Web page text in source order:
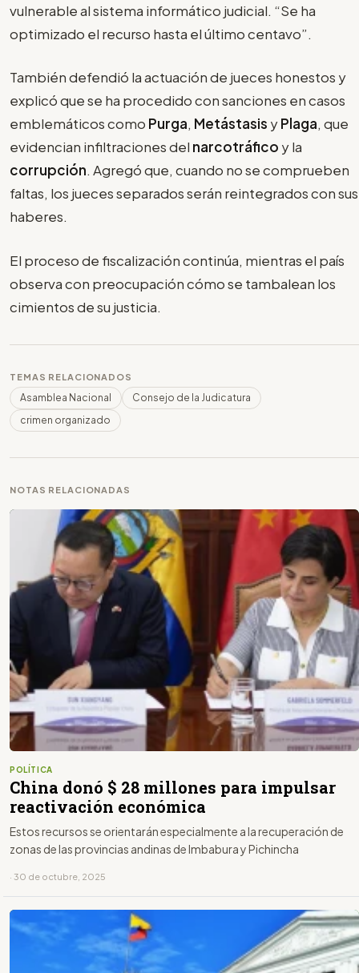
vulnerable al sistema informático judicial. “Se ha
optimizado el recurso hasta el último centavo”.
También defendió la actuación de jueces honestos y
explicó que se ha procedido con sanciones en casos
emblemáticos como Purga, Metástasis yPlaga, que
evidencian infiltraciones del narcotráfico y la
corrupción. Agregó que, cuando no se comprueben
faltas, los jueces separados serán reintegrados con sus
haberes.
El proceso de fiscalización continúa, mientras el país
observa con preocupación cómo se tambalean los
cimientos de su justicia.
TEMAS RELACIONADOS
Asamblea Nacional
Consejo de la Judicatura
crimen organizado
NOTAS RELACIONADAS
POLÍTICA
China donó $ 28 millones para impulsar
reactivación económica
Estos recursos se orientarán especialmente a la recuperación de
zonas de las provincias andinas de Imbabura y Pichincha
· 30 de octubre, 2025